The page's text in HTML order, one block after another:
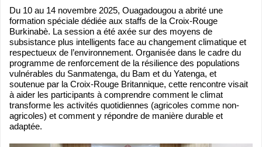
Du 10 au 14 novembre 2025, Ouagadougou a abrité une
formation spéciale dédiée aux staffs de la Croix-Rouge
Burkinabè. La session a été axée sur des moyens de
subsistance plus intelligents face au changement climatique et
respectueux de l’environnement. Organisée dans le cadre du
programme de renforcement de la résilience des populations
vulnérables du Sanmatenga, du Bam et du Yatenga, et
soutenue par la Croix-Rouge Britannique, cette rencontre visait
à aider les participants à comprendre comment le climat
transforme les activités quotidiennes (agricoles comme non-
agricoles) et comment y répondre de manière durable et
adaptée.